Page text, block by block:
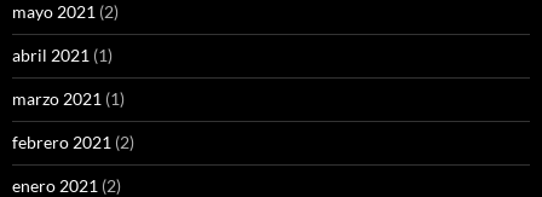
mayo 2021 (2)
abril 2021 (1)
marzo 2021 (1)
febrero 2021 (2)
enero 2021 (2)